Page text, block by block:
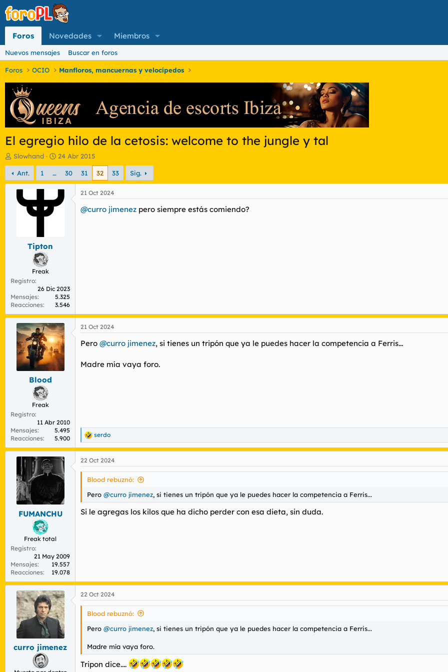
Foros Novedades Miembros
Nuevos mensajes Buscar en foros
Foros OCIO Manfloros, mancuernas y velocípedos
El egregio hilo de la cetosis: welcome to the jungle y tal
I
n
i
c
a
m
Slowhand
F
e
h
a
24 Abr 2015
Ant. 1 … 30 31 32 33 Sig.
Tipton
Freak
Registro
26 Dic 2023
Mensajes
5.325
Reacciones
3.546
21 Oct 2024
@curro jimenez pero siempre estás comiendo?
Blood
Freak
Registro
11 Abr 2010
Mensajes
5.495
Reacciones
5.900
21 Oct 2024
Pero @curro jimenez, si tienes un tripón que ya le puedes hacer la competencia a Ferris...
Madre mía vaya foro.
R
e
a
c
c
e
s
serdo
FUMANCHU
Freak total
Registro
21 May 2009
Mensajes
19.557
Reacciones
19.078
22 Oct 2024
Blood rebuznó:
Pero @curro jimenez, si tienes un tripón que ya le puedes hacer la competencia a Ferris...
Si le agregas los kilos que ha dicho perder con esa dieta, sin duda.
curro jimenez
22 Oct 2024
Blood rebuznó:
Pero @curro jimenez, si tienes un tripón que ya le puedes hacer la competencia a Ferris...
Madre mía vaya foro.
Tripon dice....